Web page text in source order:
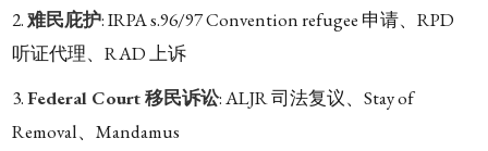
难民庇护: IRPA s.96/97 Convention refugee 申请、RPD
听证代理、RAD 上诉
Federal Court 移民诉讼: ALJR 司法复议、Stay of
Removal、Mandamus